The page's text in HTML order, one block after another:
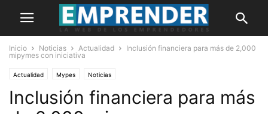
Inicio Noticias Actualidad
Inclusión financiera para más de 2,000
mipymes con iniciativa
Actualidad Mypes Noticias
Inclusión financiera para más